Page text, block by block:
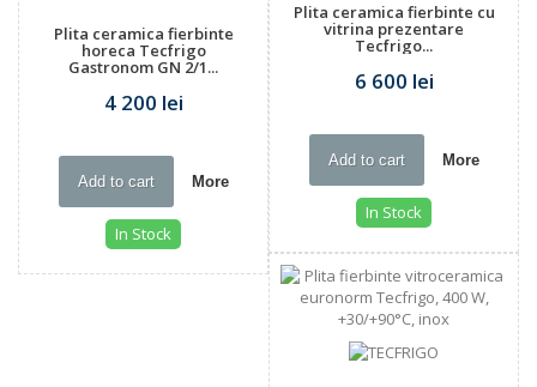
Plita ceramica fierbinte
horeca Tecfrigo
Gastronom GN 2/1...
4 200 lei
Add to cart More
In Stock
Plita ceramica fierbinte cu
vitrina prezentare
Tecfrigo...
6 600 lei
Add to cart More
In Stock